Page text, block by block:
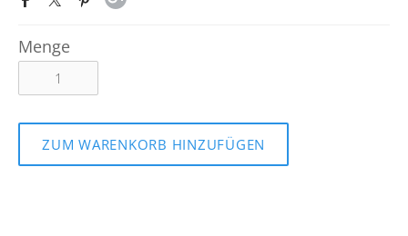
Menge
ZUM WARENKORB HINZUFÜGEN